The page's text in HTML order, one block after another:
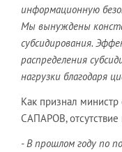
информационную
Мы вынуждены
субсидирования.
распределения
нагрузки благодаря
Как признал министр
САПАРОВ, отсутствие
- В прошлом году по